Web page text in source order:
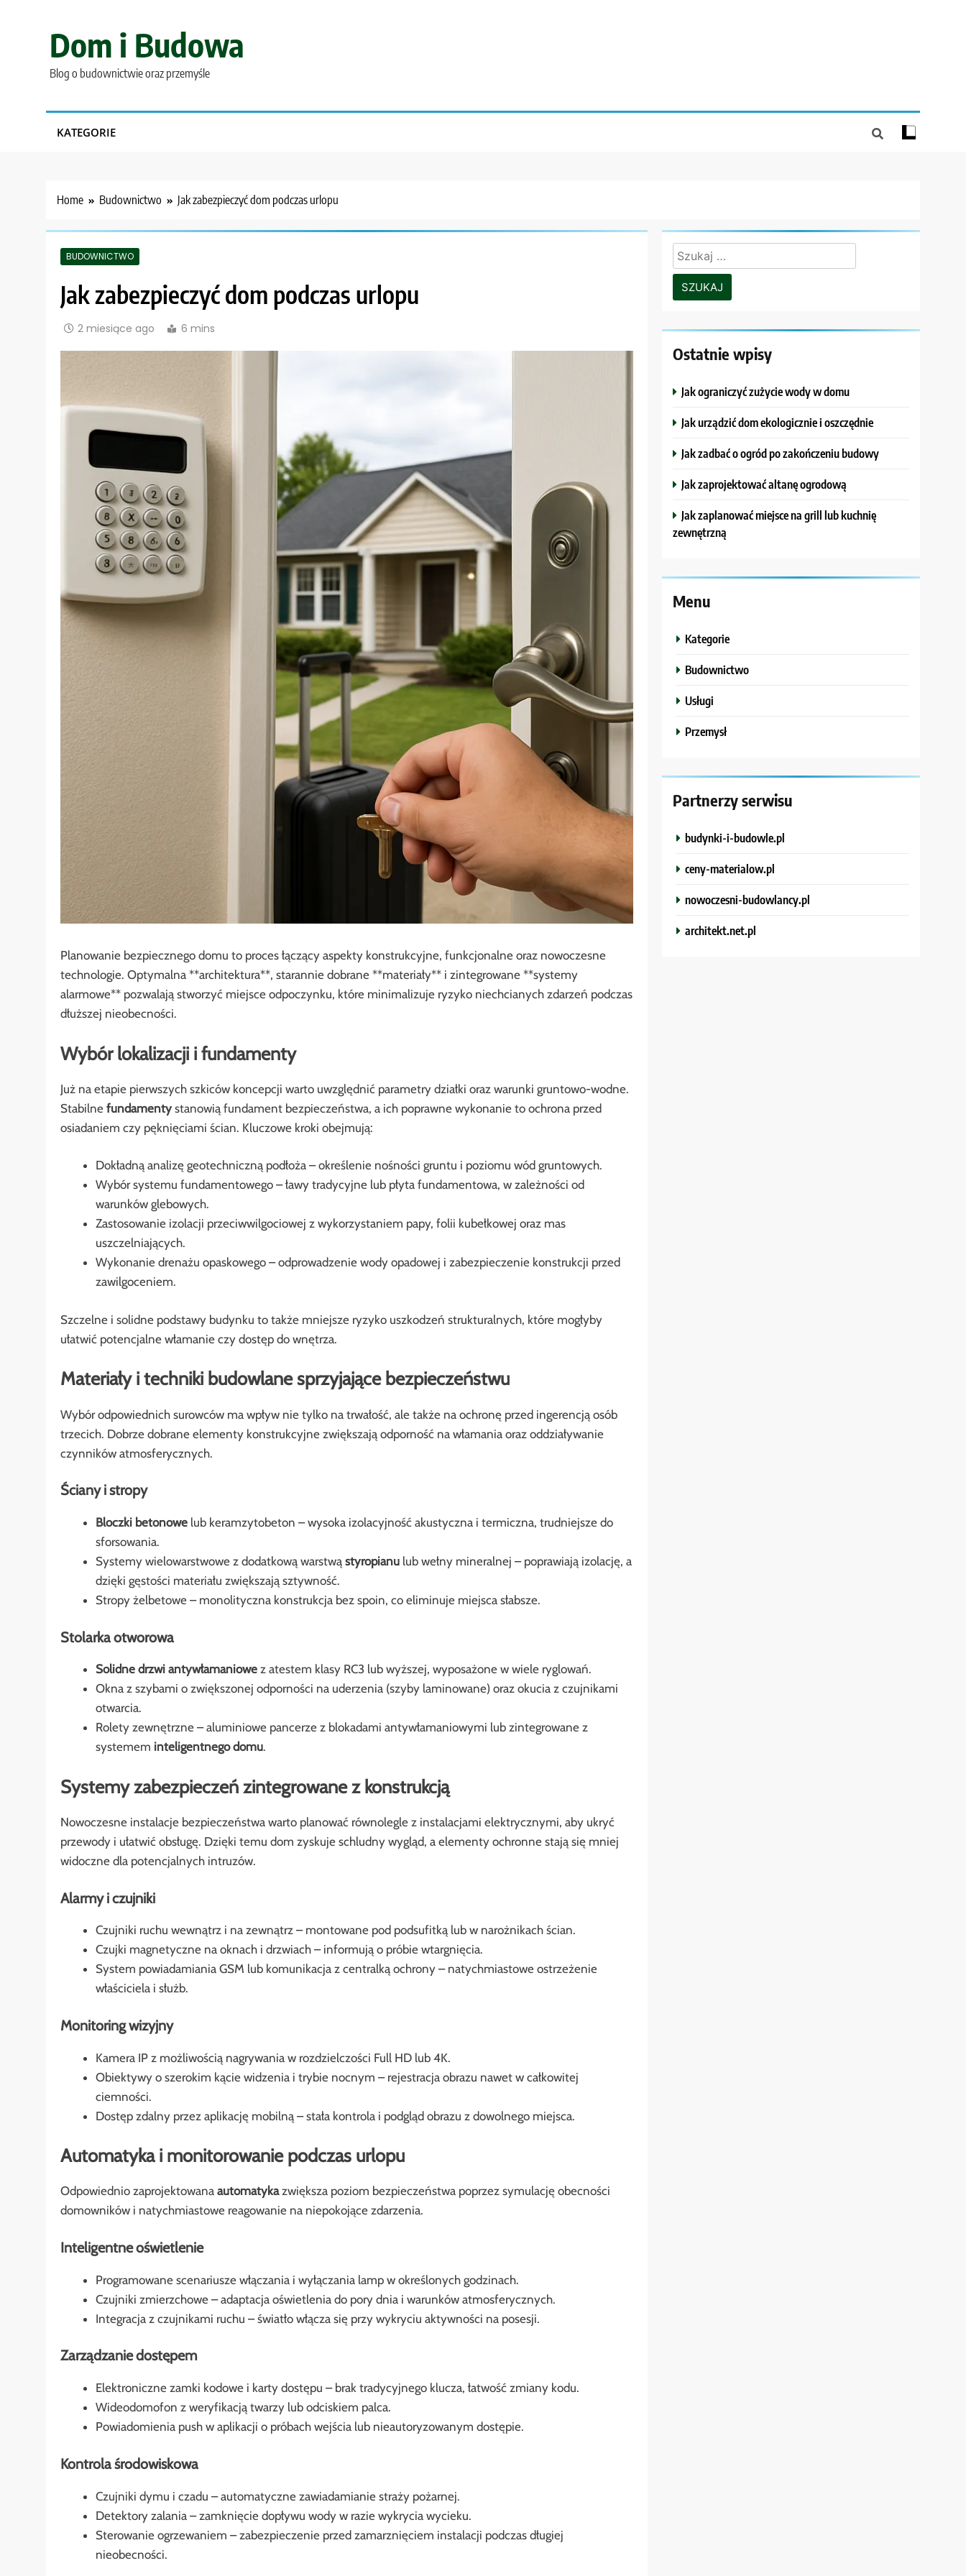
Dom i Budowa
Blog o budownictwie oraz przemyśle
KATEGORIE
Home Budownictwo Jak zabezpieczyć dom podczas urlopu
BUDOWNICTWO
Jak zabezpieczyć dom podczas urlopu
2 miesiące ago 6 mins
Planowanie bezpiecznego domu to proces łączący aspekty konstrukcyjne, funkcjonalne oraz nowoczesne
technologie. Optymalna **architektura**, starannie dobrane **materiały** i zintegrowane **systemy
alarmowe** pozwalają stworzyć miejsce odpoczynku, które minimalizuje ryzyko niechcianych zdarzeń podczas
dłuższej nieobecności.
Wybór lokalizacji i fundamenty
Już na etapie pierwszych szkiców koncepcji warto uwzględnić parametry działki oraz warunki gruntowo-wodne.
Stabilne fundamentystanowią fundament bezpieczeństwa, a ich poprawne wykonanie to ochrona przed
osiadaniem czy pęknięciami ścian. Kluczowe kroki obejmują:
Dokładną analizę geotechniczną podłoża – określenie nośności gruntu i poziomu wód gruntowych.
Wybór systemu fundamentowego – ławy tradycyjne lub płyta fundamentowa, w zależności od
warunków glebowych.
Zastosowanie izolacji przeciwwilgociowej z wykorzystaniem papy, folii kubełkowej oraz mas
uszczelniających.
Wykonanie drenażu opaskowego – odprowadzenie wody opadowej i zabezpieczenie konstrukcji przed
zawilgoceniem.
Szczelne i solidne podstawy budynku to także mniejsze ryzyko uszkodzeń strukturalnych, które mogłyby
ułatwić potencjalne włamanie czy dostęp do wnętrza.
Materiały i techniki budowlane sprzyjające bezpieczeństwu
Wybór odpowiednich surowców ma wpływ nie tylko na trwałość, ale także na ochronę przed ingerencją osób
trzecich. Dobrze dobrane elementy konstrukcyjne zwiększają odporność na włamania oraz oddziaływanie
czynników atmosferycznych.
Ściany i stropy
Bloczki betonowelub keramzytobeton – wysoka izolacyjność akustyczna i termiczna, trudniejsze do
sforsowania.
Systemy wielowarstwowe z dodatkową warstwą styropianulub wełny mineralnej – poprawiają izolację, a
dzięki gęstości materiału zwiększają sztywność.
Stropy żelbetowe – monolityczna konstrukcja bez spoin, co eliminuje miejsca słabsze.
Stolarka otworowa
Solidne drzwi antywłamaniowez atestem klasy RC3 lub wyższej, wyposażone w wiele ryglowań.
Okna z szybami o zwiększonej odporności na uderzenia (szyby laminowane) oraz okucia z czujnikami
otwarcia.
Rolety zewnętrzne – aluminiowe pancerze z blokadami antywłamaniowymi lub zintegrowane z
systemem inteligentnego domu.
Systemy zabezpieczeń zintegrowane z konstrukcją
Nowoczesne instalacje bezpieczeństwa warto planować równolegle z instalacjami elektrycznymi, aby ukryć
przewody i ułatwić obsługę. Dzięki temu dom zyskuje schludny wygląd, a elementy ochronne stają się mniej
widoczne dla potencjalnych intruzów.
Alarmy i czujniki
Czujniki ruchu wewnątrz i na zewnątrz – montowane pod podsufitką lub w narożnikach ścian.
Czujki magnetyczne na oknach i drzwiach – informują o próbie wtargnięcia.
System powiadamiania GSM lub komunikacja z centralką ochrony – natychmiastowe ostrzeżenie
właściciela i służb.
Monitoring wizyjny
Kamera IP z możliwością nagrywania w rozdzielczości Full HD lub 4K.
Obiektywy o szerokim kącie widzenia i trybie nocnym – rejestracja obrazu nawet w całkowitej
ciemności.
Dostęp zdalny przez aplikację mobilną – stała kontrola i podgląd obrazu z dowolnego miejsca.
Automatyka i monitorowanie podczas urlopu
Odpowiednio zaprojektowana automatykazwiększa poziom bezpieczeństwa poprzez symulację obecności
domowników i natychmiastowe reagowanie na niepokojące zdarzenia.
Inteligentne oświetlenie
Programowane scenariusze włączania i wyłączania lamp w określonych godzinach.
Czujniki zmierzchowe – adaptacja oświetlenia do pory dnia i warunków atmosferycznych.
Integracja z czujnikami ruchu – światło włącza się przy wykryciu aktywności na posesji.
Zarządzanie dostępem
Elektroniczne zamki kodowe i karty dostępu – brak tradycyjnego klucza, łatwość zmiany kodu.
Wideodomofon z weryfikacją twarzy lub odciskiem palca.
Powiadomienia push w aplikacji o próbach wejścia lub nieautoryzowanym dostępie.
Kontrola środowiskowa
Czujniki dymu i czadu – automatyczne zawiadamianie straży pożarnej.
Detektory zalania – zamknięcie dopływu wody w razie wykrycia wycieku.
Sterowanie ogrzewaniem – zabezpieczenie przed zamarznięciem instalacji podczas długiej
nieobecności.
Szukaj:
Ostatnie wpisy
Jak ograniczyć zużycie wody w domu
Jak urządzić dom ekologicznie i oszczędnie
Jak zadbać o ogród po zakończeniu budowy
Jak zaprojektować altanę ogrodową
Jak zaplanować miejsce na grill lub kuchnię
zewnętrzną
Menu
Kategorie
Budownictwo
Usługi
Przemysł
Partnerzy serwisu
budynki-i-budowle.pl
ceny-materialow.pl
nowoczesni-budowlancy.pl
architekt.net.pl